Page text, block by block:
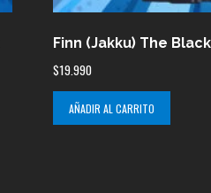
Finn (Jakku) The
$19.990
AÑADIR AL CARRITO